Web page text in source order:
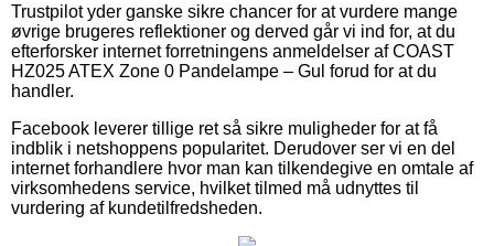
Trustpilot yder ganske sikre chancer for at vurdere mange
øvrige brugeres reflektioner og derved går vi ind for, at du
efterforsker internet forretningens anmeldelser af COAST
HZ025 ATEX Zone 0 Pandelampe – Gul forud for at du
handler.
Facebook leverer tillige ret så sikre muligheder for at få
indblik i netshoppens popularitet. Derudover ser vi en del
internet forhandlere hvor man kan tilkendegive en omtale af
virksomhedens service, hvilket tilmed må udnyttes til
vurdering af kundetilfredsheden.